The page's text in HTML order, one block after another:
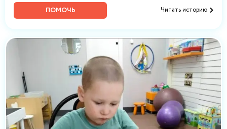
ПОМОЧЬ Читать историю